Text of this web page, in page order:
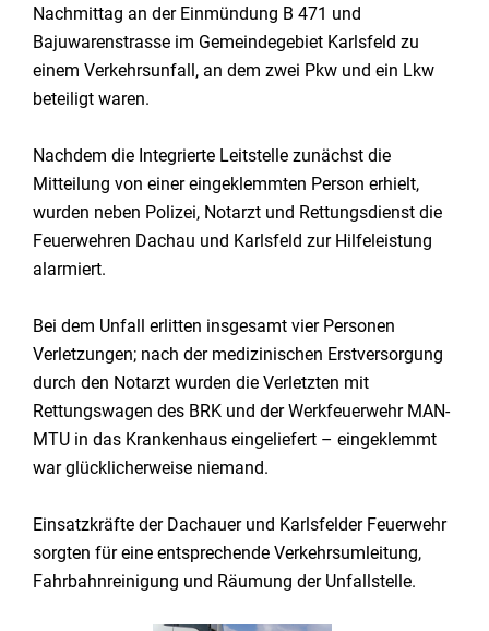
Nachmittag an der Einmündung B 471 und
Bajuwarenstrasse im Gemeindegebiet Karlsfeld zu
einem Verkehrsunfall, an dem zwei Pkw und ein Lkw
beteiligt waren.
Nachdem die Integrierte Leitstelle zunächst die
Mitteilung von einer eingeklemmten Person erhielt,
wurden neben Polizei, Notarzt und Rettungsdienst die
Feuerwehren Dachau und Karlsfeld zur Hilfeleistung
alarmiert.
Bei dem Unfall erlitten insgesamt vier Personen
Verletzungen; nach der medizinischen Erstversorgung
durch den Notarzt wurden die Verletzten mit
Rettungswagen des BRK und der Werkfeuerwehr MAN-
MTU in das Krankenhaus eingeliefert – eingeklemmt
war glücklicherweise niemand.
Einsatzkräfte der Dachauer und Karlsfelder Feuerwehr
sorgten für eine entsprechende Verkehrsumleitung,
Fahrbahnreinigung und Räumung der Unfallstelle.